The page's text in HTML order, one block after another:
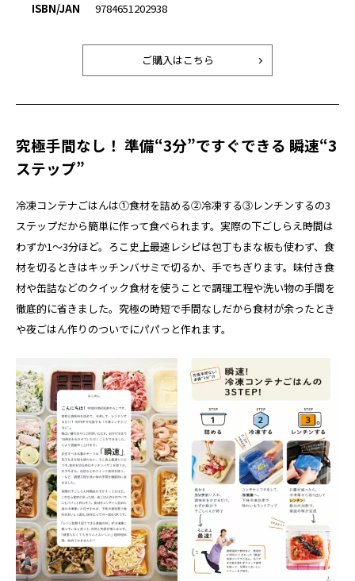
ISBN/JAN
9784651202938
ご購入はこちら
究極手間なし！ 準備“3分”ですぐできる 瞬速“3
ステップ”
冷凍コンテナごはんは①食材を詰める②冷凍する③レンチンするの3
ステップだから簡単に作って食べられます。実際の下ごしらえ時間は
わずか1～3分ほど。ろこ史上最速レシピは包丁もまな板も使わず、食
材を切るときはキッチンバサミで切るか、手でちぎります。味付き食
材や缶詰などのクイック食材を使うことで調理工程や洗い物の手間を
徹底的に省きました。究極の時短で手間なしだから食材が余ったとき
や夜ごはん作りのついでにパパっと作れます。